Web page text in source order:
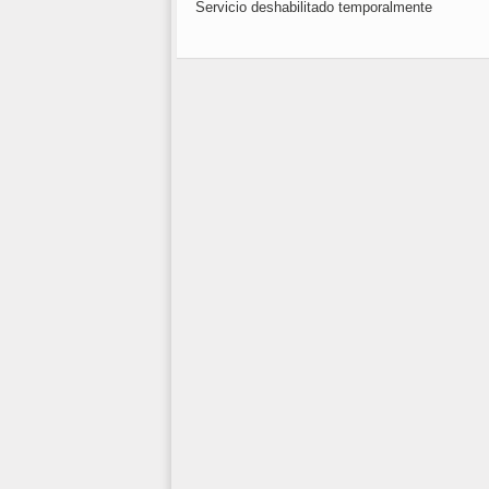
Servicio deshabilitado temporalmente